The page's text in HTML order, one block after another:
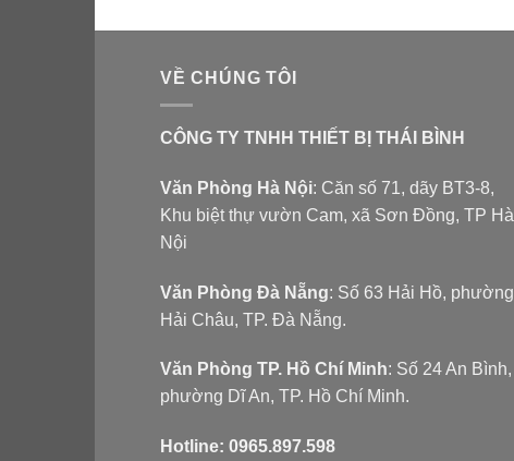
VỀ CHÚNG TÔI
CÔNG TY TNHH THIẾT BỊ THÁI BÌNH
Văn Phòng Hà Nội: Căn số 71, dãy BT3-8,
Khu biệt thự vườn Cam, xã Sơn Đồng, TP Hà
Nội
Văn Phòng Đà Nẵng: Số 63 Hải Hồ, phường
Hải Châu, TP. Đà Nẵng.
Văn Phòng TP. Hồ Chí Minh: Số 24 An Bình,
phường Dĩ An, TP. Hồ Chí Minh.
Hotline: 0965.897.598